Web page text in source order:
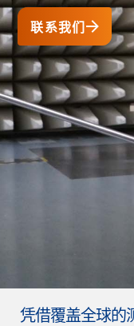
联系我们
凭借覆盖全球的